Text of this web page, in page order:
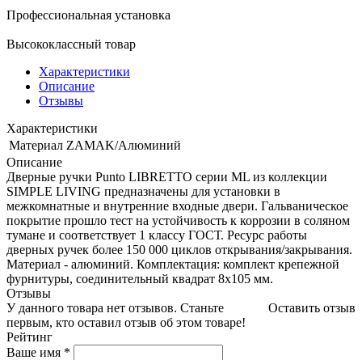
Профессиональная установка
Высококлассный товар
Характеристики
Описание
Отзывы
Характеристики
Материал ZAMAK/Алюминий
Описание
Дверные ручки Punto LIBRETTO серии ML из коллекции
SIMPLE LIVING предназначены для установки в
межкомнатные и внутренние входные двери. Гальваническое
покрытие прошло тест на устойчивость к коррозии в соляном
тумане и соответствует 1 классу ГОСТ. Ресурс работы
дверных ручек более 150 000 циклов открывания/закрывания.
Материал - алюминий. Комплектация: комплект крепежной
фурнитуры, соединительный квадрат 8x105 мм.
Отзывы
Оставить отзыв
У данного товара нет отзывов. Станьте
первым, кто оставил отзыв об этом товаре!
Рейтинг
Ваше имя *